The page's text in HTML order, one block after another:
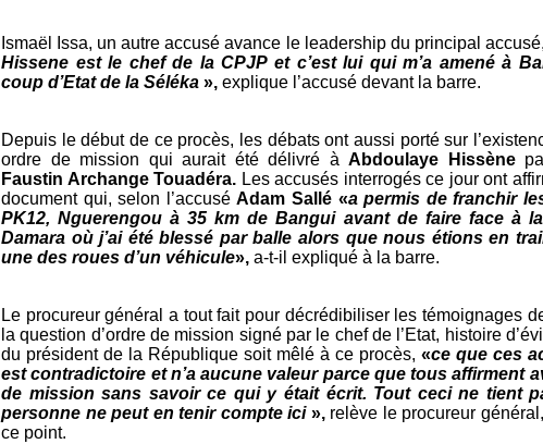
Ismaël Issa, un autre accusé avance le leadership du principal accusé,
Hissene est le chef de la CPJP et c’est lui qui m’a amené à
coup d’Etat de la Séléka », explique l’accusé devant la barre.
Depuis le début de ce procès, les débats ont aussi porté sur
ordre de mission qui aurait été délivré à Abdoulaye Hissène
Faustin Archange Touadéra. Les accusés interrogés ce jour ont
document qui, selon l’accuséAdam Sallé «a permis de franchir
PK12, Nguerengou à 35 km de Bangui avant de faire face à
Damara où j’ai été blessé par balle alors que nous étions en
une des roues d’un véhicule», a-t-il expliqué à la barre.
Le procureur général a tout fait pour décrédibiliser les témoignages
la question d’ordre de mission signé par le chef de l’Etat, histoire
du président de la République soit mêlé à ce procès, «ce que ces
est contradictoire et n’a aucune valeur parce que tous affirment
de mission sans savoir ce qui y était écrit. Tout ceci ne tient
personne ne peut en tenir compte ici », relève le procureur
ce point.